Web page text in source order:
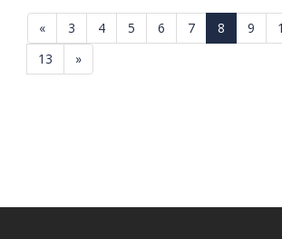
500000.0009 Bùi Thị
Thạc sĩ
Xem chi tiết
« 3 4 5 6 7 8 9
13
»